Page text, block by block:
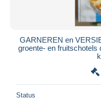
GARNEREN en
groente- en fruitschotels
Status